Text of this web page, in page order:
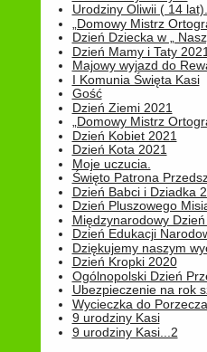
Urodziny Oliwii ( 14 lat)...
„Domowy Mistrz
Dzień Dziecka w „
Dzień Mamy i Taty 2021
Majowy wyjazd do
I Komunia Święta Kasi
Gość
Dzień Ziemi 2021
„Domowy Mistrz
Dzień Kobiet 2021
Dzień Kota 2021
Moje uczucia.
Święto Patrona
Dzień Babci i Dziadka
Dzień Pluszowego
Międzynarodowy
Dzień Edukacji
Dziękujemy naszym
Dzień Kropki 2020
Ogólnopolski Dzień
Ubezpieczenie na rok
Wycieczka do Porzecza
9 urodziny Kasi
9 urodziny Kasi...2